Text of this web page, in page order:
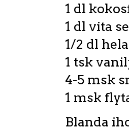
1 dl
1 dl vita
1/2 dl
1 tsk
4-5 msk
1 msk
Blanda